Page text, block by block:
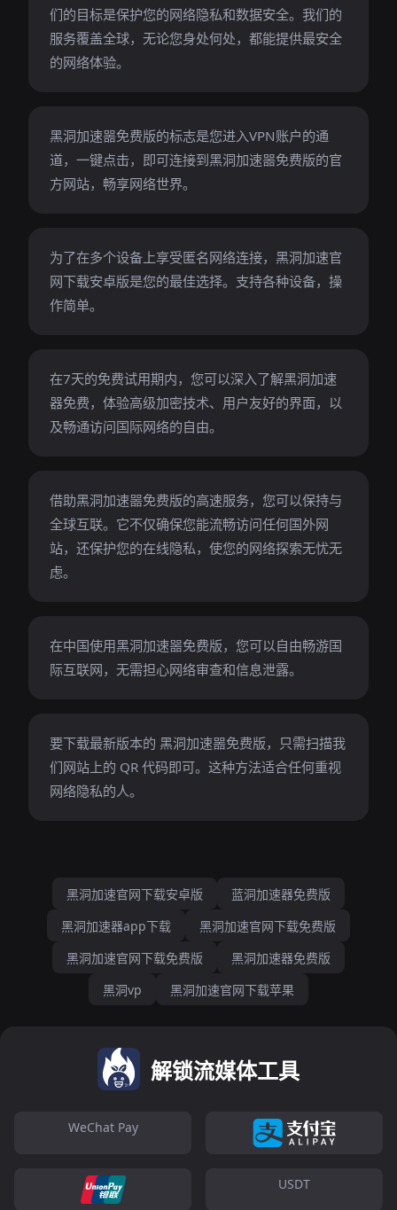
们的目标是保护您的网络隐私和数据安全。我们的
服务覆盖全球，无论您身处何处，都能提供最安全
的网络体验。
黑洞加速噐免费版的标志是您进入VPN账户的通
道，一键点击，即可连接到黑洞加速噐免费版的官
方网站，畅享网络世界。
为了在多个设备上享受匿名网络连接，黑洞加速官
网下载安卓版是您的最佳选择。支持各种设备，操
作简单。
在7天的免费试用期内，您可以深入了解黑洞加速
器免费，体验高级加密技术、用户友好的界面，以
及畅通访问国际网络的自由。
借助黑洞加速噐免费版的高速服务，您可以保持与
全球互联。它不仅确保您能流畅访问任何国外网
站，还保护您的在线隐私，使您的网络探索无忧无
虑。
在中国使用黑洞加速噐免费版，您可以自由畅游国
际互联网，无需担心网络审查和信息泄露。
要下载最新版本的 黑洞加速噐免费版，只需扫描我
们网站上的 QR 代码即可。这种方法适合任何重视
网络隐私的人。
黑洞加速官网下载安卓版
蓝洞加速器免费版
黑洞加速器app下载
黑洞加速官网下载免费版
黑洞加速官网下载免费版
黑洞加速器免费版
黑洞vp
黑洞加速官网下载苹果
解锁流媒体工具
WeChat Pay
USDT